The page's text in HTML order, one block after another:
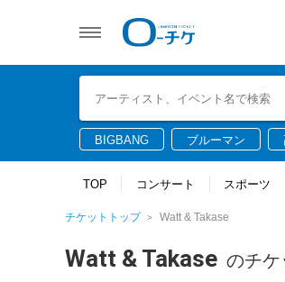
BIGBANG ブルーマン
TOP コンサート スポーツ
チケットトップ Watt & Takase
Watt & Takase のチケ